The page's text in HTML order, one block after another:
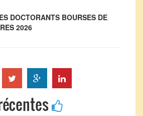
DOCTORANTS BOURSES DE
2026